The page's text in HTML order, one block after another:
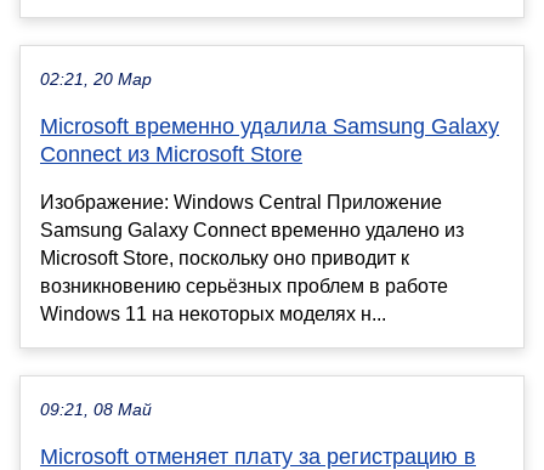
02:21, 20 Мар
Microsoft временно удалила Samsung Galaxy
Connect из Microsoft Store
Изображение: Windows Central Приложение
Samsung Galaxy Connect временно удалено из
Microsoft Store, поскольку оно приводит к
возникновению серьёзных проблем в работе
Windows 11 на некоторых моделях н...
09:21, 08 Май
Microsoft отменяет плату за регистрацию в